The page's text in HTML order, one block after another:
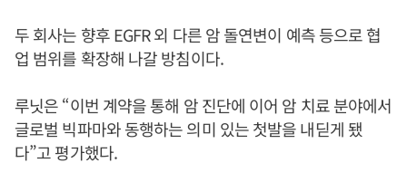
두 회사는 향후 EGFR 외 다른 암 돌연변이 예측 등으로 협
업 범위를 확장해 나갈 방침이다.
루닛은 “이번 계약을 통해 암 진단에 이어 암 치료 분야에서
글로벌 빅파마와 동행하는 의미 있는 첫발을 내딛게 됐
다”고 평가했다.